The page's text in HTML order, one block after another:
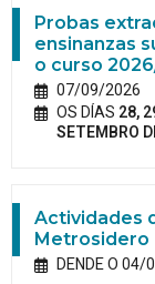
Probas
ensinanzas
o curso
07/09/2026
OS DÍAS 28,
SETEMBRO
Actividades
Metrosidero
DENDE O